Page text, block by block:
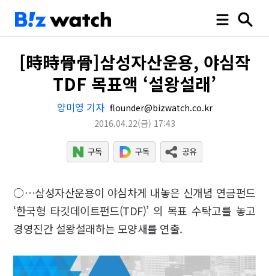
[時時骨骨]삼성자산운용, 야심작
TDF 목표액 ‘설왕설래’
양미영 기자 flounder@bizwatch.co.kr
2016.04.22(금) 17:43
○…삼성자산운용이 야심차게 내놓은 신개념 연금펀드
‘한국형 타깃데이트펀드(TDF)’ 의 목표 수탁고를 놓고
경영진간 설왕설래하는 모양새를 연출.